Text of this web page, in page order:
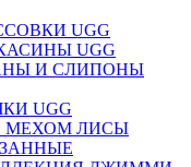
UGG
UGG
И СЛИПОНЫ
UGG
С МЕХОМ ЛИСЫ